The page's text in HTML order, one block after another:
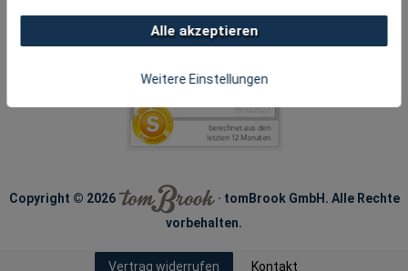
Copyright © 2026
· tomBrook GmbH. Alle Rechte
vorbehalten.
Vertrag widerrufen Kontakt
Alle akzeptieren
Weitere Einstellungen